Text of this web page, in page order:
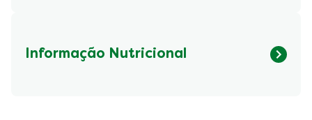
Informação Nutricional